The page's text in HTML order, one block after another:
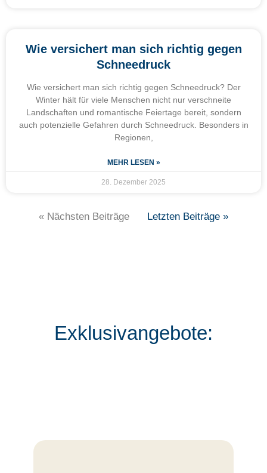
Wie versichert man sich richtig gegen
Schneedruck
Wie versichert man sich richtig gegen Schneedruck? Der
Winter hält für viele Menschen nicht nur verschneite
Landschaften und romantische Feiertage bereit, sondern
auch potenzielle Gefahren durch Schneedruck. Besonders in
Regionen,
MEHR LESEN »
28. Dezember 2025
« Nächsten Beiträge Letzten Beiträge »
Exklusivangebote: